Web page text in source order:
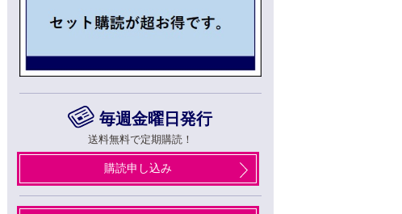
毎週金曜日発行
送料無料で定期購読！
購読申し込み